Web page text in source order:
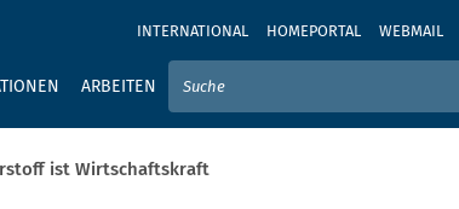
INTERNATIONAL HOMEPORTAL WEBMAIL
ARBEITEN
GEBEN SIE HIER IHREN SUCHBEGRIFF EIN
ist Wirtschaftskraft